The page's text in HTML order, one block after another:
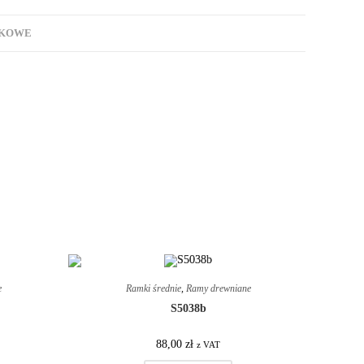
Ramki średnie, Ramy drewniane
S5038b
88,00zł z VAT